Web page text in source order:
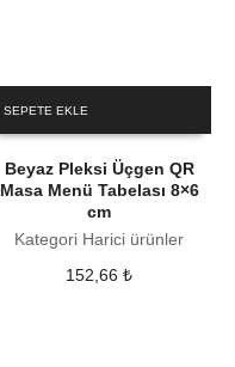
SEPETE EKLE
Beyaz Pleksi Üçgen QR
Masa Menü Tabelası 8×6
cm
Kategori Harici ürünler
152,66₺